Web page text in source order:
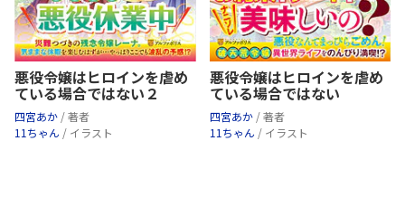
悪役令嬢はヒロインを虐め
ている場合ではない２
四宮あか / 著者
11ちゃん / イラスト
悪役令嬢はヒロインを虐め
ている場合ではない
四宮あか / 著者
11ちゃん / イラスト